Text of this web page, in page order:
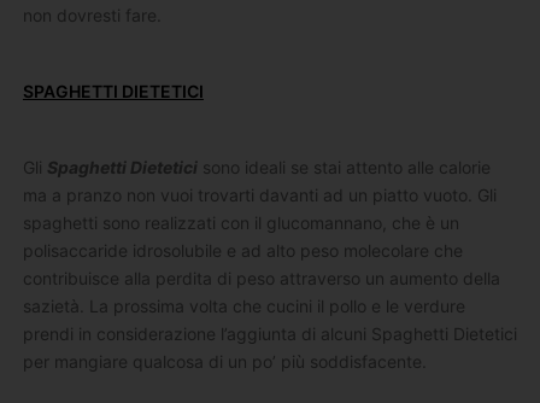
non dovresti fare.
SPAGHETTI DIETETICI
Gli Spaghetti Dieteticisono ideali se stai attento alle calorie
ma a pranzo non vuoi trovarti davanti ad un piatto vuoto. Gli
spaghetti sono realizzati con il glucomannano, che è un
polisaccaride idrosolubile e ad alto peso molecolare che
contribuisce alla perdita di peso attraverso un aumento della
sazietà. La prossima volta che cucini il pollo e le verdure
prendi in considerazione l’aggiunta di alcuni Spaghetti Dietetici
per mangiare qualcosa di un po’ più soddisfacente.